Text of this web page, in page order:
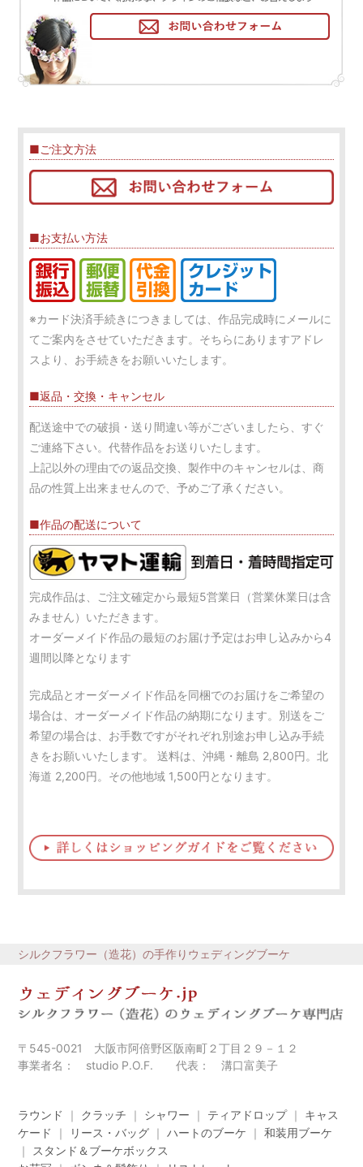
■ご注文方法
■お支払い方法
※カード決済手続きにつきましては、作品完成時にメールに
てご案内をさせていただきます。そちらにありますアドレ
スより、お手続きをお願いいたします。
■返品・交換・キャンセル
配送途中での破損・送り間違い等がございましたら、すぐ
ご連絡下さい。代替作品をお送りいたします。
上記以外の理由での返品交換、製作中のキャンセルは、商
品の性質上出来ませんので、予めご了承ください。
■作品の配送について
完成作品は、ご注文確定から最短5営業日（営業休業日は含
みません）いただきます。
オーダーメイド作品の最短のお届け予定はお申し込みから4
週間以降となります
完成品とオーダーメイド作品を同梱でのお届けをご希望の
場合は、オーダーメイド作品の納期になります。別送をご
希望の場合は、お手数ですがそれぞれ別途お申し込み手続
きをお願いいたします。 送料は、沖縄・離島 2,800円。北
海道 2,200円。その他地域 1,500円となります。
シルクフラワー（造花）の手作りウェディングブーケ
〒545-0021 大阪市阿倍野区阪南町２丁目２９－１２
事業者名： studio P.O.F. 代表： 溝口富美子
ラウンド ｜ クラッチ ｜ シャワー ｜ ティアドロップ｜ キャス
ケード
｜ リース・バッグ ｜ハートのブーケ ｜和装用ブーケ
｜ スタンド＆ブーケボックス